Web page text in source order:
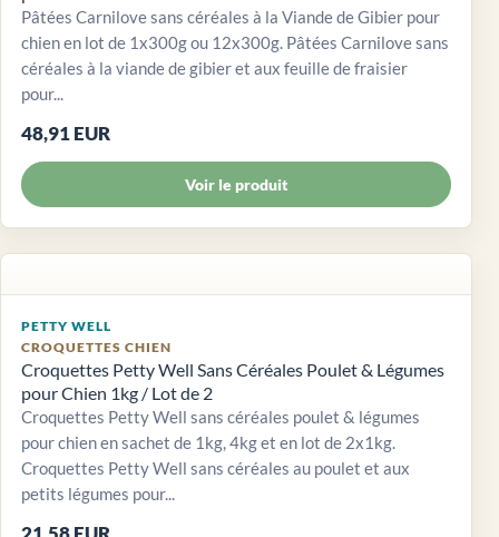
Pâtées Carnilove sans céréales à la Viande de Gibier pour
chien en lot de 1x300g ou 12x300g. Pâtées Carnilove sans
céréales à la viande de gibier et aux feuille de fraisier
pour...
48,91 EUR
Voir le produit
PETTY WELL
CROQUETTES CHIEN
Croquettes Petty Well Sans Céréales Poulet & Légumes
pour Chien 1kg / Lot de 2
Croquettes Petty Well sans céréales poulet & légumes
pour chien en sachet de 1kg, 4kg et en lot de 2x1kg.
Croquettes Petty Well sans céréales au poulet et aux
petits légumes pour...